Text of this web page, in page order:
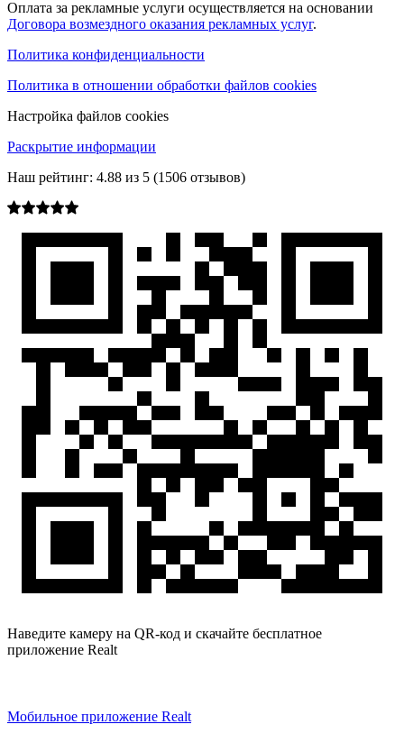
Оплата за рекламные услуги осуществляется на основании
Договора возмездного оказания рекламных услуг.
Политика конфиденциальности
Политика в отношении обработки файлов cookies
Настройка файлов cookies
Раскрытие информации
Наш рейтинг: 4.88 из 5 (1506 отзывов)
Наведите камеру на QR-код и скачайте бесплатное
приложение Realt
Мобильное приложение Realt